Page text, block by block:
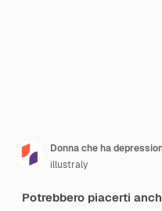
illustraly
Potrebbero piacerti